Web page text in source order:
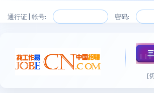
通行证 | 帐号: 密码:
[